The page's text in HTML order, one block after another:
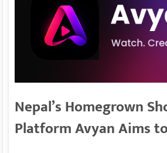
Nepal’s Homegrown
Platform Avyan Aims